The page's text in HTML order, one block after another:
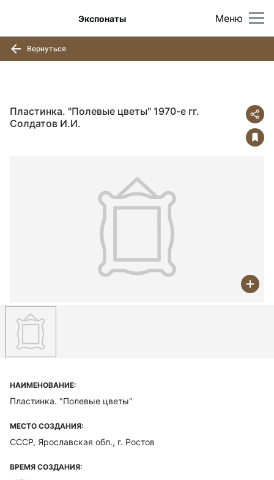
Меню
Экспонаты
Вернуться
Пластинка. "Полевые цветы" 1970-е гг.
Солдатов И.И.
НАИМЕНОВАНИЕ:
Пластинка. "Полевые цветы"
МЕСТО СОЗДАНИЯ:
СССР, Ярославская обл., г. Ростов
ВРЕМЯ СОЗДАНИЯ: